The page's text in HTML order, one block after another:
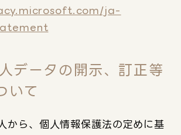
ja-
データの開示、訂正等
いて
から、個人情報保護法の定めに基